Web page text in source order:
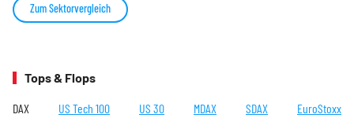
Zum Sektorvergleich
Tops & Flops
DAX US Tech 100 US 30 MDAX SDAX EuroStoxx